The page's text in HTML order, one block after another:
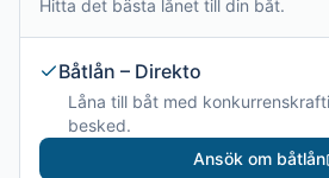
Hitta det bästa lånet till din båt.
Båtlån – Direkto
Låna till båt med
besked.
Ansök om båtlån